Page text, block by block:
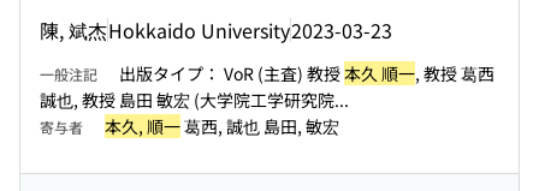
陳, 斌杰Hokkaido University2023-03-23
一般注記 出版タイプ： VoR (主査) 教授本久 順一, 教授 葛西
誠也, 教授 島田 敏宏 (大学院工学研究院...
寄与者 本久, 順一葛西, 誠也 島田, 敏宏